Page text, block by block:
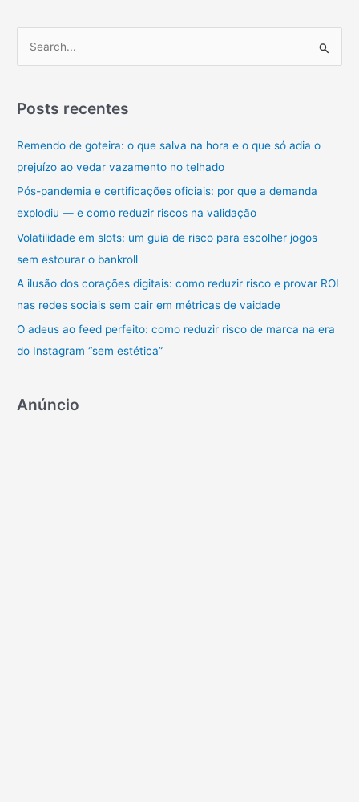
q
i
s
a
r
p
o
Posts recentes
Remendo de goteira: o que salva na hora e o que só adia o
prejuízo ao vedar vazamento no telhado
Pós-pandemia e certificações oficiais: por que a demanda
explodiu — e como reduzir riscos na validação
Volatilidade em slots: um guia de risco para escolher jogos
sem estourar o bankroll
A ilusão dos corações digitais: como reduzir risco e provar ROI
nas redes sociais sem cair em métricas de vaidade
O adeus ao feed perfeito: como reduzir risco de marca na era
do Instagram “sem estética”
Anúncio